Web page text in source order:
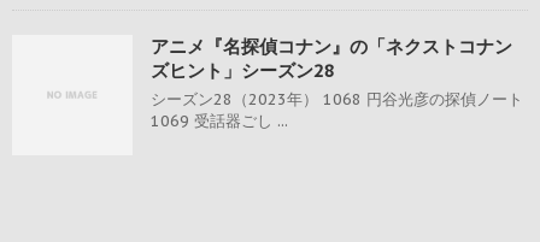
アニメ『名探偵コナン』の「ネクストコナン
ズヒント」シーズン28
シーズン28（2023年） 1068 円谷光彦の探偵ノート
1069 受話器ごし ...